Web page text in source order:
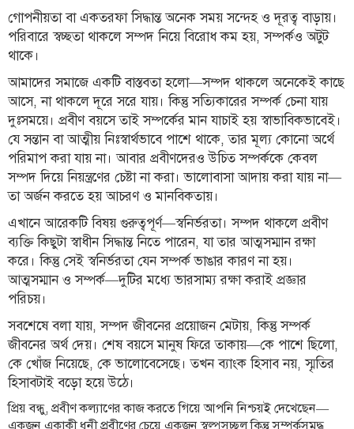
চাকুরি
সৌখিন
বিতর্কায়ন
নারীকণ্ঠ
চাঁদপুর
কণ্ঠের
প্রতিষ্ঠাবার্ষিকী
ছবি
ভিডিও
আর্কাইভ
পুরানো
আর্কাইভ
গোপনীয়তা বা একতরফা সিদ্ধান্ত অনেক সময় সন্দেহ ও দূরত্ব বাড়ায়।
পরিবারে স্বচ্ছতা থাকলে সম্পদ নিয়ে বিরোধ কম হয়, সম্পর্কও অটুট
থাকে।
আমাদের সমাজে একটি বাস্তবতা হলো—সম্পদ থাকলে অনেকেই কাছে
আসে, না থাকলে দূরে সরে যায়। কিন্তু সত্যিকারের সম্পর্ক চেনা যায়
দুঃসময়ে। প্রবীণ বয়সে তাই সম্পর্কের মান যাচাই হয় স্বাভাবিকভাবেই।
যে সন্তান বা আত্মীয় নিঃস্বার্থভাবে পাশে থাকে, তার মূল্য কোনো অর্থে
পরিমাপ করা যায় না। আবার প্রবীণদেরও উচিত সম্পর্ককে কেবল
সম্পদ দিয়ে নিয়ন্ত্রণের চেষ্টা না করা। ভালোবাসা আদায় করা যায় না—
তা অর্জন করতে হয় আচরণ ও মানবিকতায়।
এখানে আরেকটি বিষয় গুরুত্বপূর্ণ—স্বনির্ভরতা। সম্পদ থাকলে প্রবীণ
ব্যক্তি কিছুটা স্বাধীন সিদ্ধান্ত নিতে পারেন, যা তার আত্মসম্মান রক্ষা
করে। কিন্তু সেই স্বনির্ভরতা যেন সম্পর্ক ভাঙার কারণ না হয়।
আত্মসম্মান ও সম্পর্ক—দুটির মধ্যে ভারসাম্য রক্ষা করাই প্রজ্ঞার
পরিচয়।
সবশেষে বলা যায়, সম্পদ জীবনের প্রয়োজন মেটায়, কিন্তু সম্পর্ক
জীবনের অর্থ দেয়। শেষ বয়সে মানুষ ফিরে তাকায়—কে পাশে ছিলো,
কে খোঁজ নিয়েছে, কে ভালোবেসেছে। তখন ব্যাংক হিসাব নয়, স্মৃতির
হিসাবটাই বড়ো হয়ে উঠে।
প্রিয় বন্ধু, প্রবীণ কল্যাণের কাজ করতে গিয়ে আপনি নিশ্চয়ই দেখেছেন—
একজন একাকী ধনী প্রবীণের চেয়ে একজন স্বল্পসচ্ছল কিন্তু সম্পর্কসমৃদ্ধ